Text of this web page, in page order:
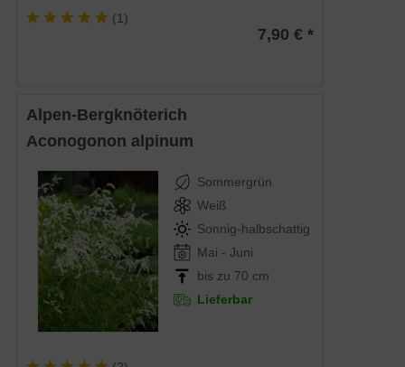
(1)
7,90 € *
Alpen-Bergknöterich
Aconogonon alpinum
Sommergrün
Weiß
Sonnig-halbschattig
Mai - Juni
bis zu 70 cm
Lieferbar